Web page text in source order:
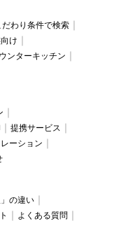
だわり条件で検索
け
ンターキッチン
提携サービス
ーション
」の違い
よくある質問